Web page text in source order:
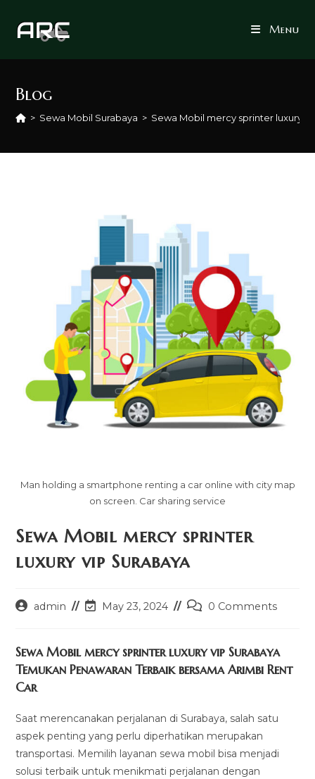
Menu
Blog
> Sewa Mobil Surabaya > Sewa Mobil mercy sprinter luxury
Man holding a smartphone renting a car online with city map
on screen. Car sharing service
Sewa Mobil mercy sprinter
luxury vip Surabaya
Postadmin
PostMay 23, 2024
Post0 Comments
Sewa Mobil mercy sprinter luxury vip Surabaya
Temukan Penawaran Terbaik bersama Arimbi Rent
Car
Saat merencanakan perjalanan di Surabaya, salah satu
aspek penting yang perlu diperhatikan merupakan
transportasi. Memilih layanan sewa mobil bisa menjadi
solusi terbaik untuk menikmati perjalanan dengan